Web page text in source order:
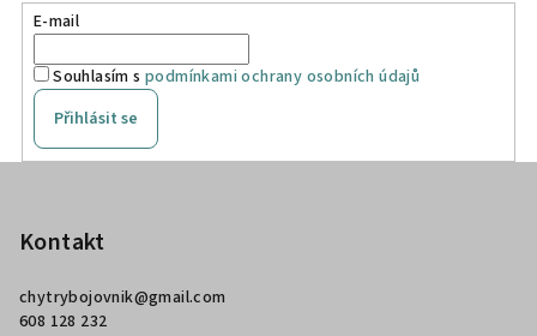
E-mail
Souhlasím s podmínkami ochrany osobních údajů
Přihlásit se
Kontakt
chytrybojovnik@gmail.com
608 128 232